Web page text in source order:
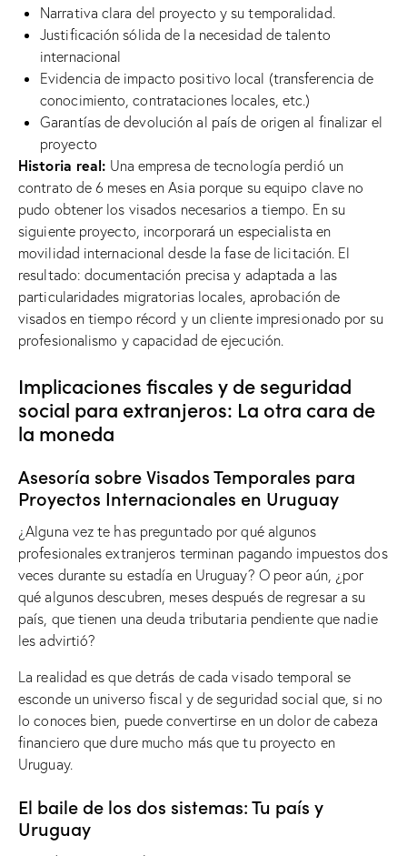
Narrativa clara del proyecto y su temporalidad.
Justificación sólida de la necesidad de talento
internacional
Evidencia de impacto positivo local (transferencia de
conocimiento, contrataciones locales, etc.)
Garantías de devolución al país de origen al finalizar el
proyecto
Historia real: Una empresa de tecnología perdió un
contrato de 6 meses en Asia porque su equipo clave no
pudo obtener los visados ​​necesarios a tiempo. En su
siguiente proyecto, incorporará un especialista en
movilidad internacional desde la fase de licitación. El
resultado: documentación precisa y adaptada a las
particularidades migratorias locales, aprobación de
visados ​​en tiempo récord y un cliente impresionado por su
profesionalismo y capacidad de ejecución.
Implicaciones fiscales y de seguridad
social para extranjeros: La otra cara de
la moneda
Asesoría sobre Visados ​​Temporales para
Proyectos Internacionales en Uruguay
¿Alguna vez te has preguntado por qué algunos
profesionales extranjeros terminan pagando impuestos dos
veces durante su estadía en Uruguay? O peor aún, ¿por
qué algunos descubren, meses después de regresar a su
país, que tienen una deuda tributaria pendiente que nadie
les advirtió?
La realidad es que detrás de cada visado temporal se
esconde un universo fiscal y de seguridad social que, si no
lo conoces bien, puede convertirse en un dolor de cabeza
financiero que dure mucho más que tu proyecto en
Uruguay.
El baile de los dos sistemas: Tu país y
Uruguay